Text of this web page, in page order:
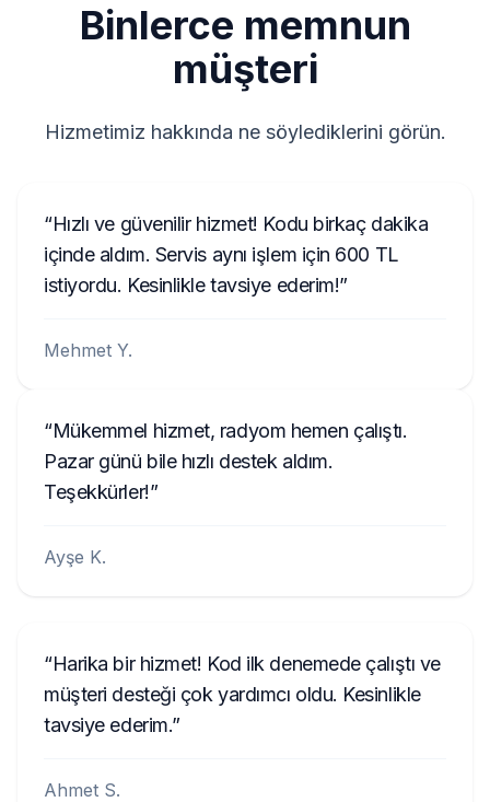
Binlerce memnun
müşteri
Hizmetimiz hakkında ne söylediklerini görün.
Hızlı ve güvenilir hizmet! Kodu birkaç dakika
içinde aldım. Servis aynı işlem için 600 TL
istiyordu. Kesinlikle tavsiye ederim!
Mehmet Y.
Mükemmel hizmet, radyom hemen çalıştı.
Pazar günü bile hızlı destek aldım.
Teşekkürler!
Ayşe K.
Harika bir hizmet! Kod ilk denemede çalıştı ve
müşteri desteği çok yardımcı oldu. Kesinlikle
tavsiye ederim.
Ahmet S.